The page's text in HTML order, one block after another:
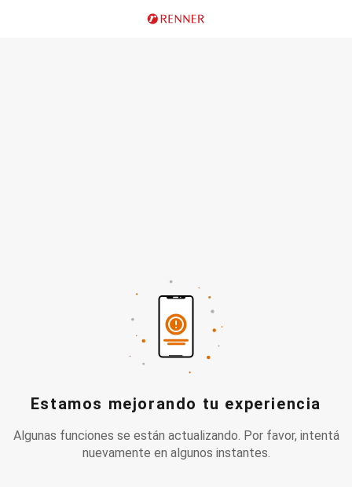
Estamos mejorando tu experiencia
Algunas funciones se están actualizando. Por favor, intentá
nuevamente en algunos instantes.